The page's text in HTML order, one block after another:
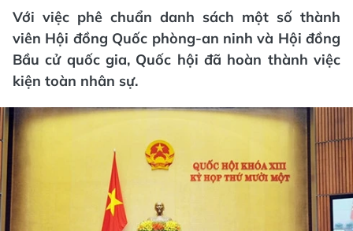
Với việc phê chuẩn danh sách một số thành
viên Hội đồng Quốc phòng-an ninh và Hội đồng
Bầu cử quốc gia, Quốc hội đã hoàn thành việc
kiện toàn nhân sự.